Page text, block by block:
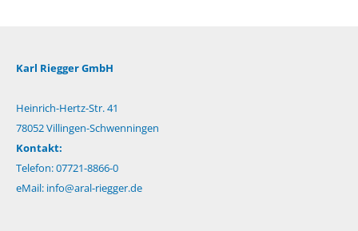
Karl Riegger GmbH
Heinrich-Hertz-Str. 41
78052 Villingen-Schwenningen
Kontakt:
Telefon: 07721-8866-0
eMail: info@aral-riegger.de